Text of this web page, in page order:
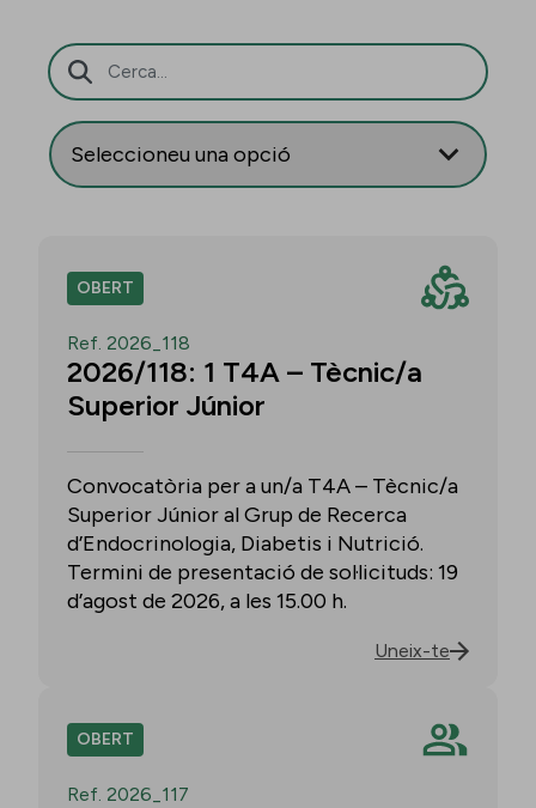
Barra de cerca
OBERT
Ref. 2026_118
2026/118: 1 T4A – Tècnic/a
Superior Júnior
Convocatòria per a un/a T4A – Tècnic/a
Superior Júnior al Grup de Recerca
d’Endocrinologia, Diabetis i Nutrició.
Termini de presentació de sol·licituds: 19
d’agost de 2026, a les 15.00 h.
Uneix-te
OBERT
Ref. 2026_117